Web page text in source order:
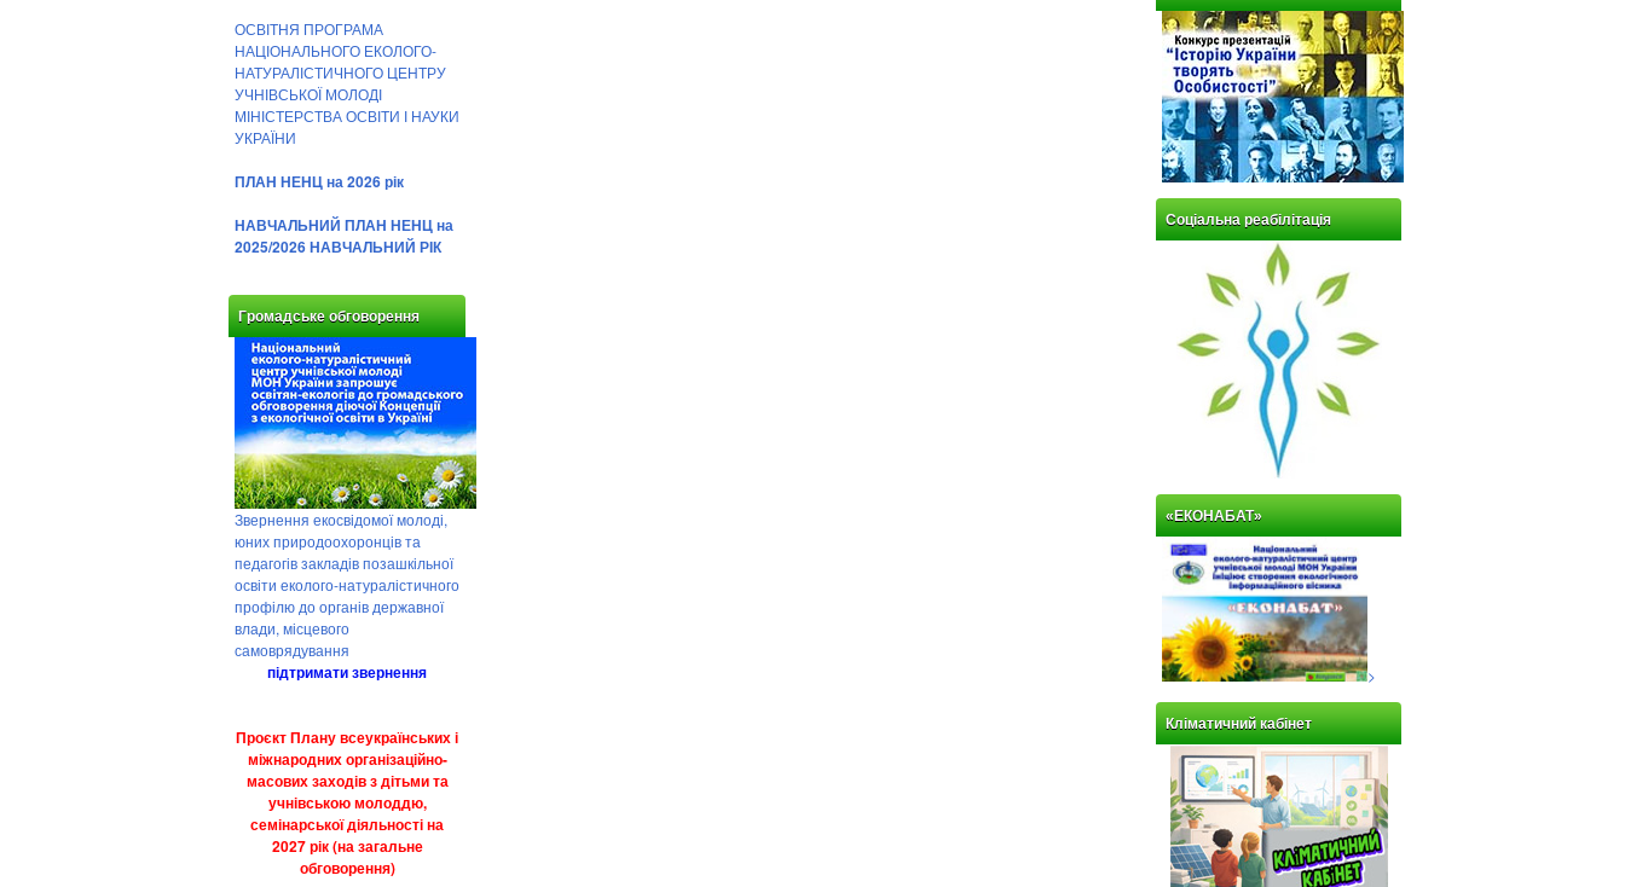
ОСВІТНЯ ПРОГРАМА
НАЦІОНАЛЬНОГО ЕКОЛОГО-
НАТУРАЛІСТИЧНОГО ЦЕНТРУ
УЧНІВСЬКОЇ МОЛОДІ
МІНІСТЕРСТВА ОСВІТИ І НАУКИ
УКРАЇНИ
ПЛАН НЕНЦ на 2026 рік
НАВЧАЛЬНИЙ ПЛАН НЕНЦ на
2025/2026 НАВЧАЛЬНИЙ РІК
Громадське обговорення
Звернення екосвідомої молоді,
юних природоохоронців та
педагогів закладів позашкільної
освіти еколого-натуралістичного
профілю до органів державної
влади, місцевого
самоврядування
підтримати звернення
Проєкт Плану всеукраїнських і
міжнародних організаційно-
масових заходів з дітьми та
учнівською молоддю,
семінарської діяльності на
2027 рік (на загальне
обговорення)
Соціальна реабілітація
«ЕКОНАБАТ»
>
Кліматичний кабінет